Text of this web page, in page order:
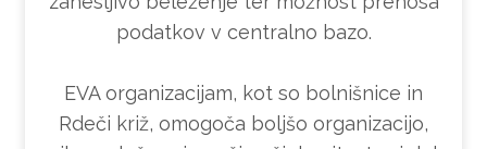
podatkov v centralno bazo.
EVA organizacijam, kot so bolnišnice in
Rdeči križ, omogoča boljšo organizacijo,